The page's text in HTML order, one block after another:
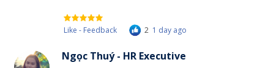
Like - Feedback 2 1 day ago
Ngọc Thuý - HR Executive